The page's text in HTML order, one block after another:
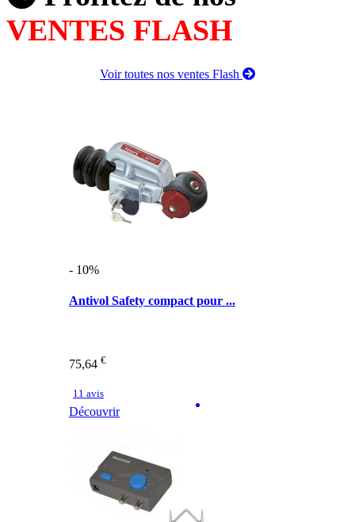
VENTES FLASH
Voir toutes nos ventes Flash
- 10%
Antivol Safety compact pour ...
75,64 €
11 avis
Découvrir